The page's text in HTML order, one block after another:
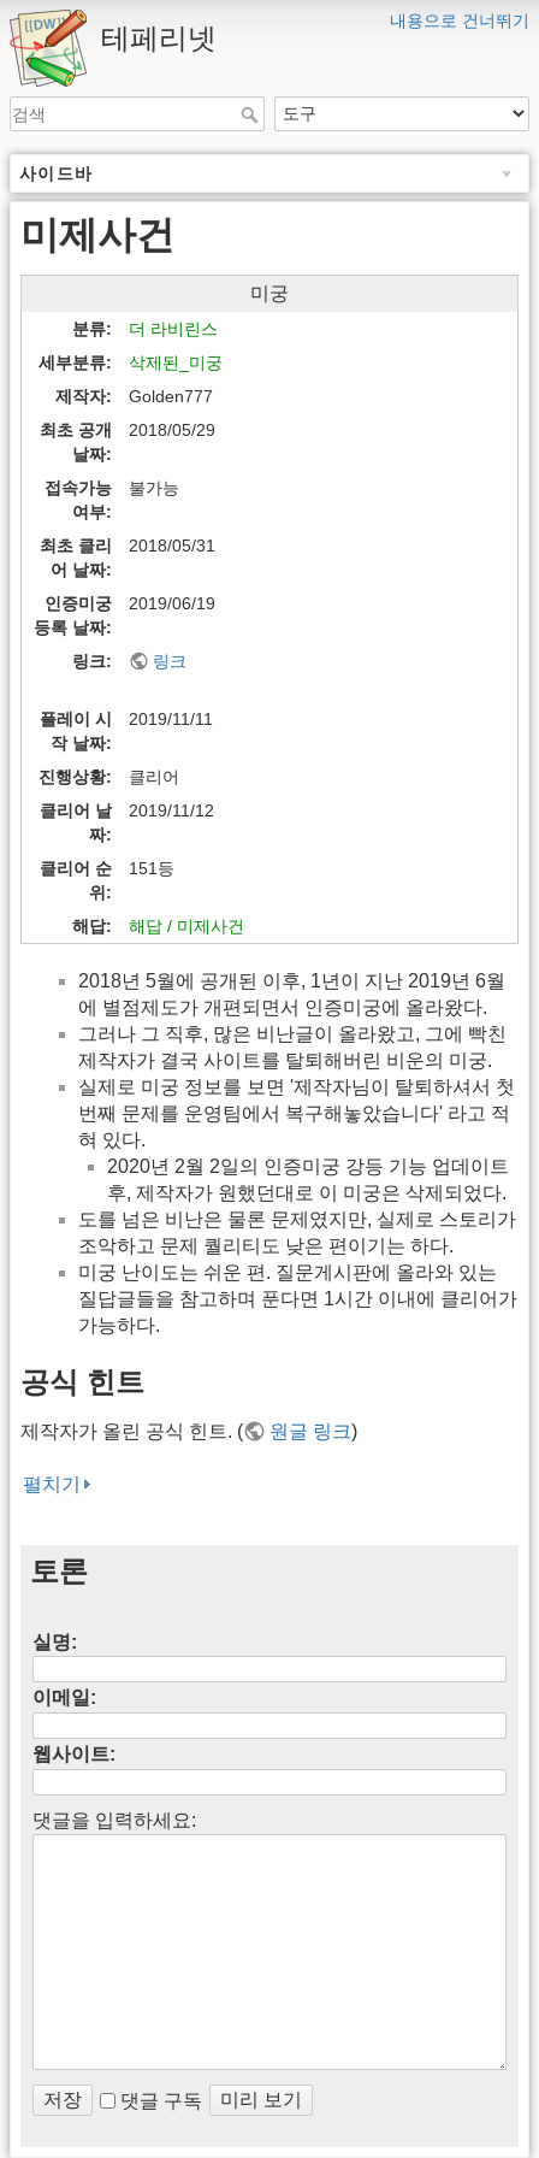
내용으로 건너뛰기
테페리넷
사이드바
미제사건
미궁
분류
더 라비린스
세부분류
삭제된_미궁
제작자
Golden777
최초 공개
날짜
2018/05/29
접속가능
여부
불가능
최초 클리
어 날짜
2018/05/31
인증미궁
등록 날짜
2019/06/19
링크 링크
플레이 시
작 날짜
2019/11/11
진행상황
클리어
클리어 날
짜
2019/11/12
클리어 순
위
151등
해답 해답 / 미제사건
2018년 5월에 공개된 이후, 1년이 지난 2019년 6월
에 별점제도가 개편되면서 인증미궁에 올라왔다.
그러나 그 직후, 많은 비난글이 올라왔고, 그에 빡친
제작자가 결국 사이트를 탈퇴해버린 비운의 미궁.
실제로 미궁 정보를 보면 '제작자님이 탈퇴하셔서 첫
번째 문제를 운영팀에서 복구해놓았습니다' 라고 적
혀 있다.
2020년 2월 2일의 인증미궁 강등 기능 업데이트
후, 제작자가 원했던대로 이 미궁은 삭제되었다.
도를 넘은 비난은 물론 문제였지만, 실제로 스토리가
조악하고 문제 퀄리티도 낮은 편이기는 하다.
미궁 난이도는 쉬운 편. 질문게시판에 올라와 있는
질답글들을 참고하며 푼다면 1시간 이내에 클리어가
가능하다.
공식 힌트
제작자가 올린 공식 힌트. ( 원글 링크)
펼치기
토론
실명:
이메일:
웹사이트:
댓글을 입력하세요:
댓글 구독